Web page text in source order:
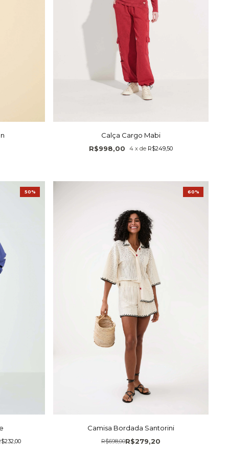
Calça Cargo Mabi
R$998,00
4 x de R$249,50
50%
Camisa Bordada Santorini
R$279,20
R$698,00
60%